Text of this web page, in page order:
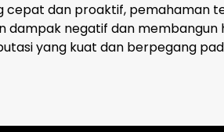
cepat dan proaktif, pemahaman
dampak negatif dan membangun
yang kuat dan berpegang